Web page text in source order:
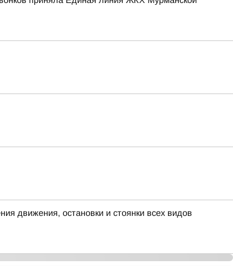
движения, остановки и стоянки всех видов